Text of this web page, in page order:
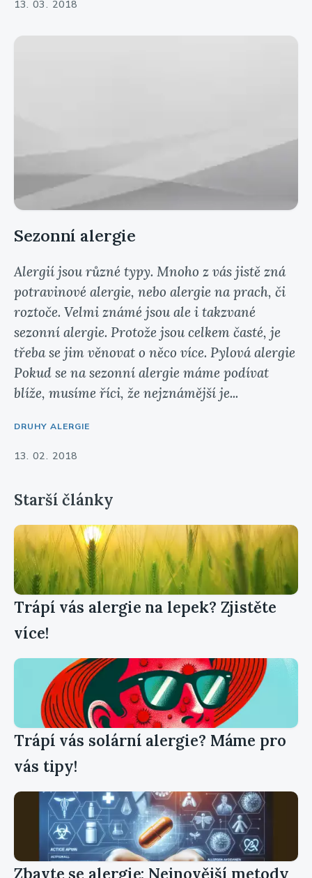
13. 03. 2018
Sezonní alergie
Alergií jsou různé typy. Mnoho z vás jistě zná
potravinové alergie, nebo alergie na prach, či
roztoče. Velmi známé jsou ale i takzvané
sezonní alergie. Protože jsou celkem časté, je
třeba se jim věnovat o něco více. Pylová alergie
Pokud se na sezonní alergie máme podívat
blíže, musíme říci, že nejznámější je...
DRUHY ALERGIE
13. 02. 2018
Starší články
Trápí vás alergie na lepek? Zjistěte
více!
Trápí vás solární alergie? Máme pro
vás tipy!
Zbavte se alergie: Nejnovější metody